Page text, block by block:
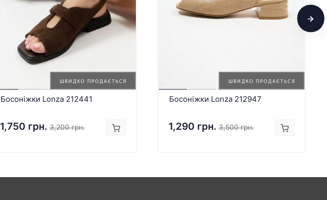
ШВИДКО ПРОДАЄТЬСЯ
Босоніжки Lonza 212441
1,750 грн. 3,200 грн.
ШВИДКО ПРОДАЄТЬСЯ
Босоніжки Lonza 212947
1,290 грн. 3,500 грн.